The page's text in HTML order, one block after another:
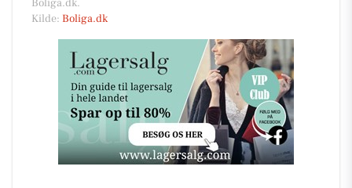
Boliga.dk.
Kilde: Boliga.dk